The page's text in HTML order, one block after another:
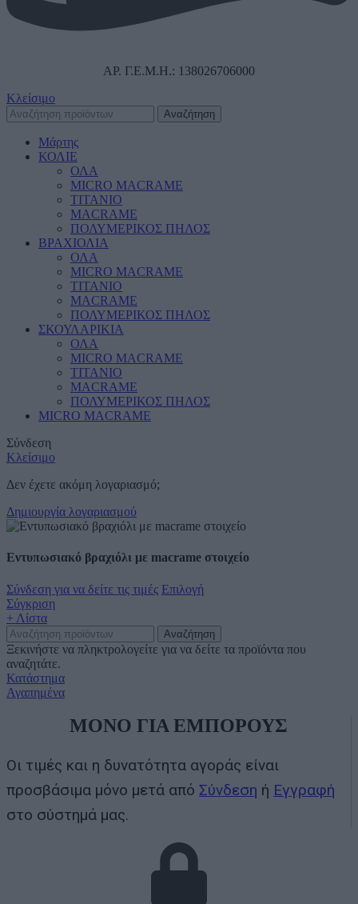
ΑΡ. Γ.Ε.Μ.Η.: 138026706000
Κλείσιμο
Αναζήτηση
Μάρτης
ΚΟΛΙΕ
ΟΛΑ
MICRO MACRAME
ΤΙΤΑΝΙΟ
MACRAME
ΠΟΛΥΜΕΡΙΚΟΣ ΠΗΛΟΣ
ΒΡΑΧΙΟΛΙΑ
ΟΛΑ
MICRO MACRAME
ΤΙΤΑΝΙΟ
MACRAME
ΠΟΛΥΜΕΡΙΚΟΣ ΠΗΛΟΣ
ΣΚΟΥΛΑΡΙΚΙΑ
ΟΛΑ
MICRO MACRAME
ΤΙΤΑΝΙΟ
MACRAME
ΠΟΛΥΜΕΡΙΚΟΣ ΠΗΛΟΣ
MICRO MACRAME
Σύνδεση
Κλείσιμο
Δεν έχετε ακόμη λογαριασμό;
Δημιουργία λογαριασμού
Εντυπωσιακό βραχιόλι με macrame στοιχείο
Σύνδεση για να δείτε τις τιμές Επιλογή
Σύγκριση
+ Λίστα
Αναζήτηση
Ξεκινήστε να πληκτρολογείτε για να δείτε τα προϊόντα που
αναζητάτε.
Κατάστημα
Αγαπημένα
ΜΟΝΟ ΓΙΑ ΕΜΠΟΡΟΥΣ
Οι τιμές και η δυνατότητα αγοράς είναι
προσβάσιμα μόνο μετά από Σύνδεση ή Εγγραφή
στο σύστημά μας.